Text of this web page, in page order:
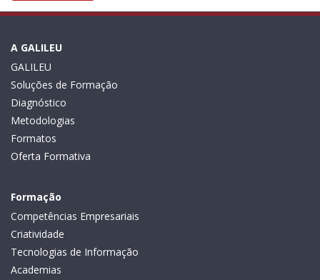
A GALILEU
GALILEU
Soluções de Formação
Diagnóstico
Metodologias
Formatos
Oferta Formativa
Formação
Competências Empresariais
Criatividade
Tecnologias de Informação
Academias